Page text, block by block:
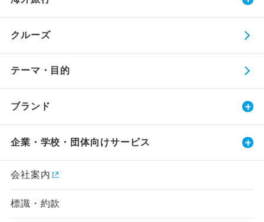
クルーズ
テーマ・目的
ブランド
企業・学校・団体向けサービス
会社案内
標識・約款